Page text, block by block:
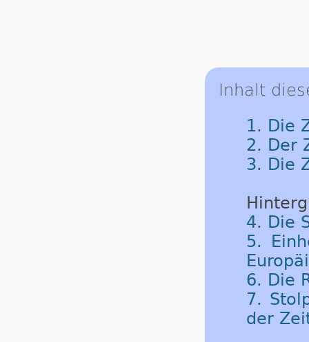
Inhalt
1. Die
2. Der
3. Die
4. Die
5.
6. Die
7.
der